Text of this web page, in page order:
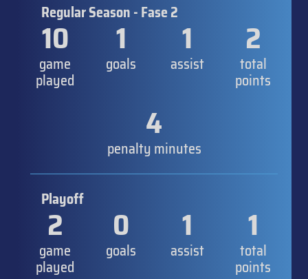
Regular Season - Fase 2
10
game
played
1
goals
1
assist
2
total
points
4
penalty minutes
Playoff
2
game
played
0
goals
1
assist
1
total
points